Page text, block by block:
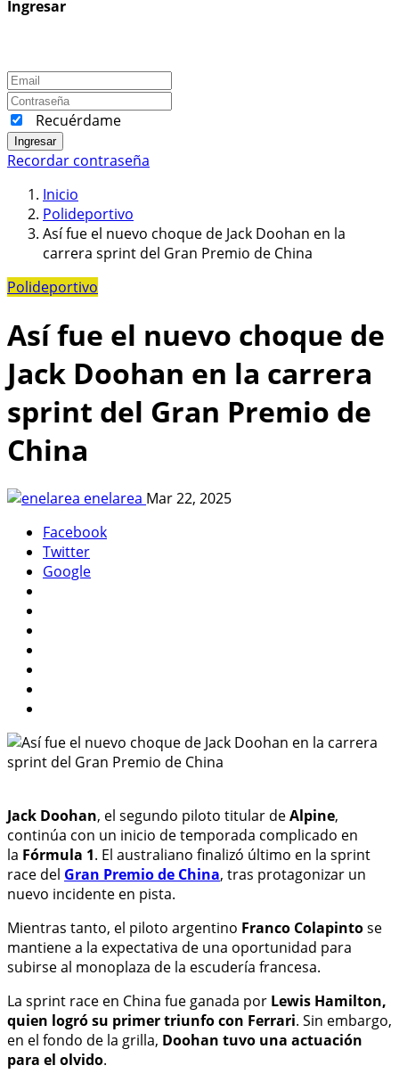
Ingresar
Recuérdame
Ingresar
Recordar contraseña
Inicio
Polideportivo
Así fue el nuevo choque de Jack Doohan en la
carrera sprint del Gran Premio de China
Polideportivo
Así fue el nuevo choque de
Jack Doohan en la carrera
sprint del Gran Premio de
China
enelarea Mar 22, 2025
Facebook
Twitter
Google
Jack Doohan, el segundo piloto titular deAlpine,
continúa con un inicio de temporada complicado en
la Fórmula 1. El australiano finalizó último en la sprint
race del Gran Premio de China, tras protagonizar un
nuevo incidente en pista.
Mientras tanto, el piloto argentino Franco Colapintose
mantiene a la expectativa de una oportunidad para
subirse al monoplaza de la escudería francesa.
La sprint race en China fue ganada por Lewis Hamilton,
quien logró su primer triunfo con Ferrari. Sin embargo,
en el fondo de la grilla, Doohan tuvo una actuación
para el olvido.